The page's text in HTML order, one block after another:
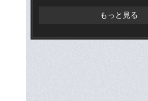
もっと見る